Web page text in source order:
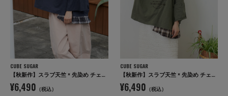
CUBE SUGAR
【秋新作】スラブ天竺 × 先染め チェック 裾フリル リメイク風 プルオーバー Tシャツ
¥6,490 （税込）
CUBE SUGAR
【秋新作】スラブ天竺 × 先染め チェック 裾フリル リメイク風 プルオーバー Tシャツ
¥6,490 （税込）